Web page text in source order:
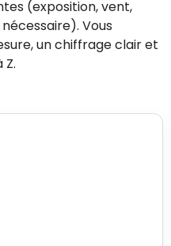
(exposition, vent,
Vous
un chiffrage clair et